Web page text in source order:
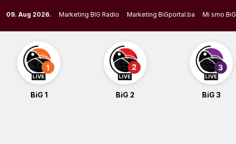
to
content
09. Aug 2026. Marketing BIG Radio Marketing BiGportal.ba Mi smo BiG
BiG 1 BiG 2 BiG 3